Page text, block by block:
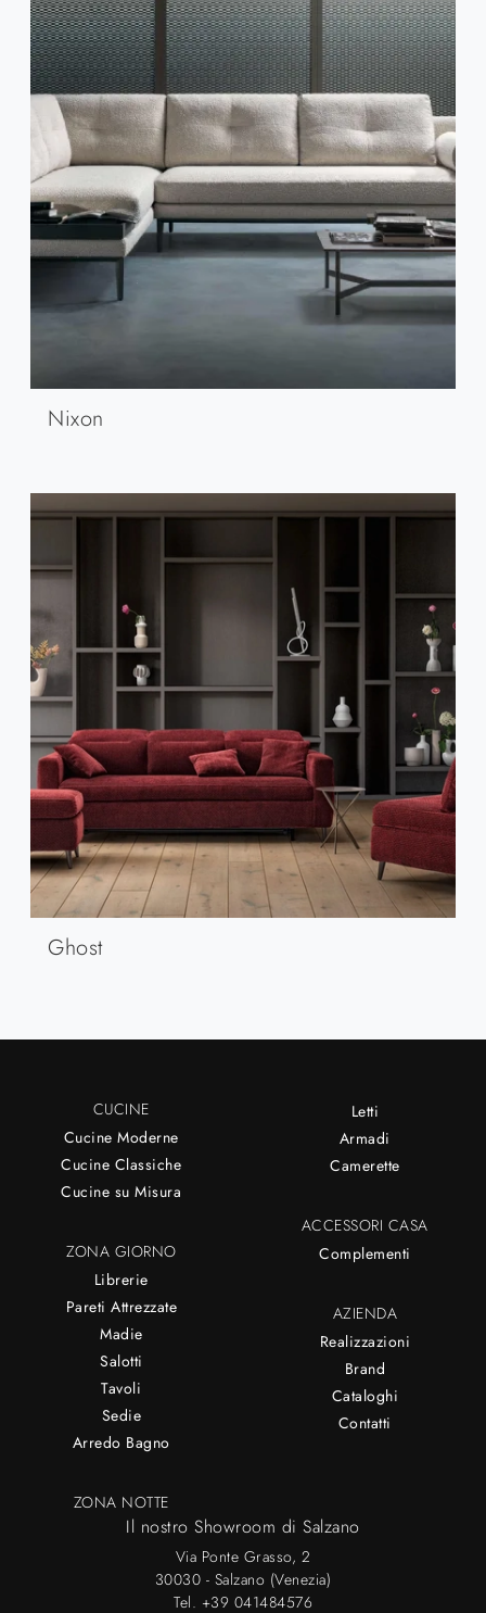
Nixon
Ghost
CUCINE
Cucine Moderne
Cucine Classiche
Cucine su Misura
ZONA GIORNO
Librerie
Pareti Attrezzate
Madie
Salotti
Tavoli
Sedie
Arredo Bagno
ZONA NOTTE
Letti
Armadi
Camerette
ACCESSORI CASA
Complementi
AZIENDA
Realizzazioni
Brand
Cataloghi
Contatti
Il nostro Showroom di Salzano
Via Ponte Grasso, 2
30030 - Salzano (Venezia)
Tel. +39 041484576